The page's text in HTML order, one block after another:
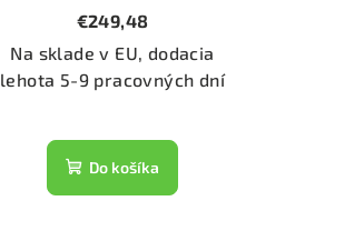
USR (USR1928) (priemer
€249,48
Na sklade v EU, dodacia
lehota 5-9 pracovných dní
Do košíka